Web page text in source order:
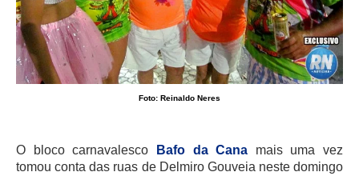
Foto: Reinaldo Neres
O bloco carnavalesco Bafo da Cana mais uma vez
tomou conta das ruas de Delmiro Gouveia neste domingo